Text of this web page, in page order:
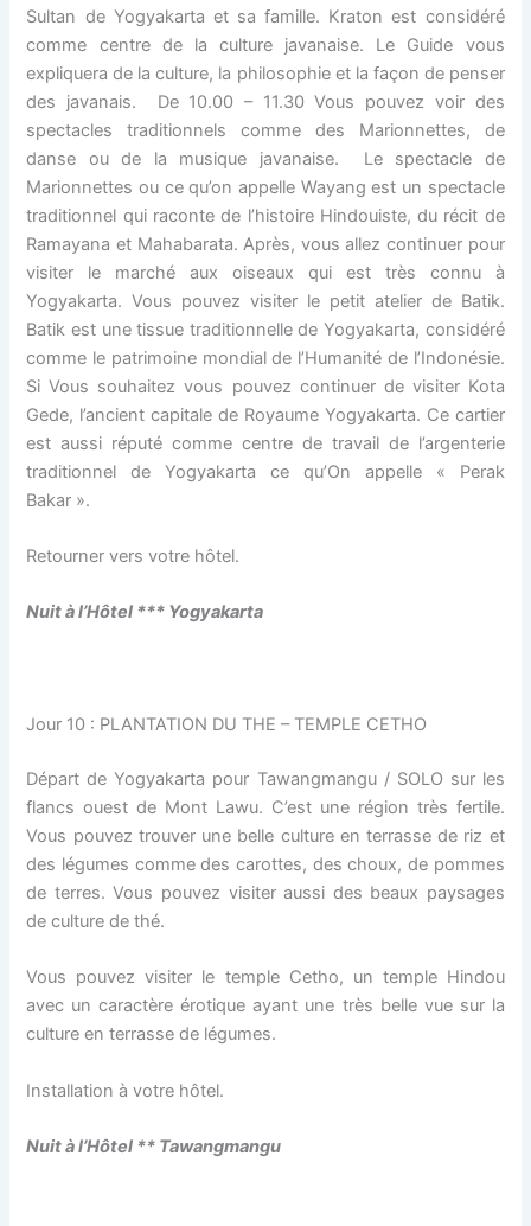
Sultan de Yogyakarta et sa famille. Kraton est considéré
comme centre de la culture javanaise. Le Guide vous
expliquera de la culture, la philosophie et la façon de penser
des javanais. De 10.00 – 11.30 Vous pouvez voir des
spectacles traditionnels comme des Marionnettes, de
danse ou de la musique javanaise. Le spectacle de
Marionnettes ou ce qu’on appelle Wayang est un spectacle
traditionnel qui raconte de l’histoire Hindouiste, du récit de
Ramayana et Mahabarata. Après, vous allez continuer pour
visiter le marché aux oiseaux qui est très connu à
Yogyakarta. Vous pouvez visiter le petit atelier de Batik.
Batik est une tissue traditionnelle de Yogyakarta, considéré
comme le patrimoine mondial de l’Humanité de l’Indonésie.
Si Vous souhaitez vous pouvez continuer de visiter Kota
Gede, l’ancient capitale de Royaume Yogyakarta. Ce cartier
est aussi réputé comme centre de travail de l’argenterie
traditionnel de Yogyakarta ce qu’On appelle « Perak
Bakar ».
Retourner vers votre hôtel.
Nuit à l’Hôtel *** Yogyakarta
Jour 10 : PLANTATION DU THE – TEMPLE CETHO
Départ de Yogyakarta pour Tawangmangu / SOLO sur les
flancs ouest de Mont Lawu. C’est une région très fertile.
Vous pouvez trouver une belle culture en terrasse de riz et
des légumes comme des carottes, des choux, de pommes
de terres. Vous pouvez visiter aussi des beaux paysages
de culture de thé.
Vous pouvez visiter le temple Cetho, un temple Hindou
avec un caractère érotique ayant une très belle vue sur la
culture en terrasse de légumes.
Installation à votre hôtel.
Nuit à l’Hôtel ** Tawangmangu